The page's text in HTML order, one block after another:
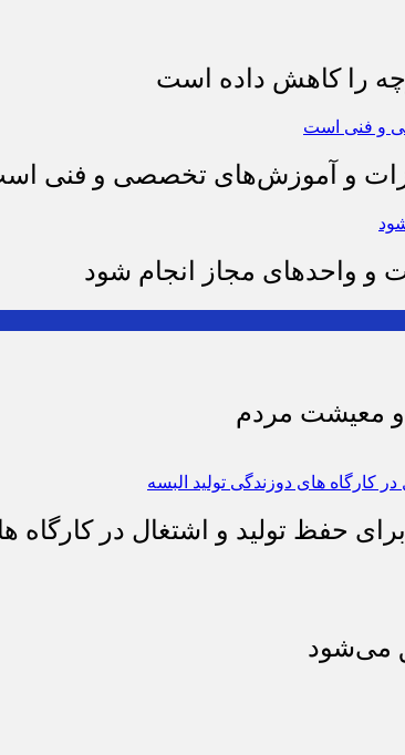
را کاهش داده است
و آموزش‌های تخصصی و فنی
و واحدهای مجاز انجام شود
و معیشت مردم
حفظ تولید و اشتغال در کارگاه
می‌شود